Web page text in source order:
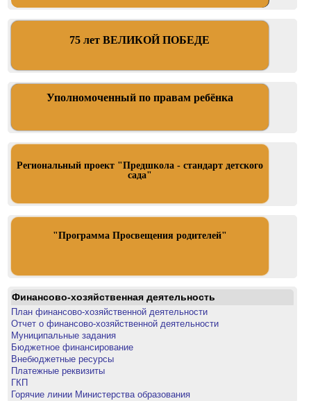
75 лет ВЕЛИКОЙ ПОБЕДЕ
Уполномоченный по правам ребёнка
Региональный проект "Предшкола - стандарт детского
сада"
"Программа Просвещения родителей"
Финансово-хозяйственная деятельность
План финансово-хозяйственной деятельности
Отчет о финансово-хозяйственной деятельности
Муниципальные задания
Бюджетное финансирование
Внебюджетные ресурсы
Платежные реквизиты
ГКП
Горячие линии Министерства образования